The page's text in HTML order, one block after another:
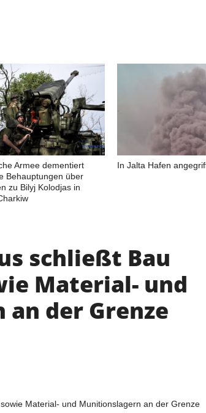
Armee dementiert
Behauptungen über
zu Bilyj Kolodjas in
In Jalta Hafen
schließt Bau
Material- und
der Grenze